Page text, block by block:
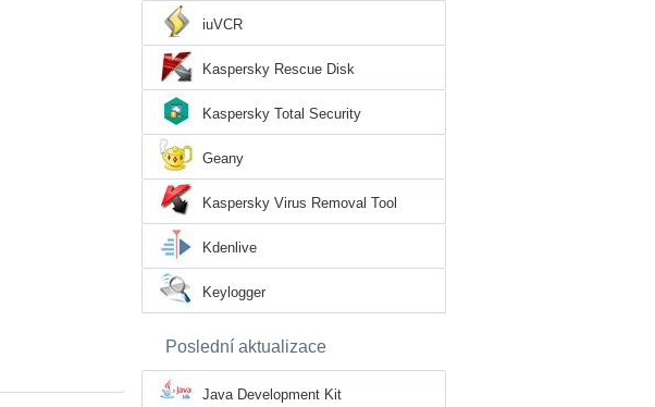
iuVCR
Kaspersky Rescue Disk
Kaspersky Total Security
Geany
Kaspersky Virus Removal Tool
Kdenlive
Keylogger
Poslední aktualizace
Java Development Kit